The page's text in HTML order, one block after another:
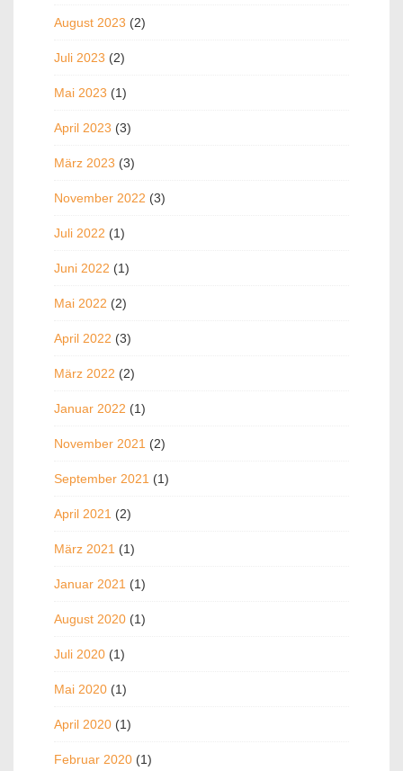
August 2023 (2)
Juli 2023 (2)
Mai 2023 (1)
April 2023 (3)
März 2023 (3)
November 2022 (3)
Juli 2022 (1)
Juni 2022 (1)
Mai 2022 (2)
April 2022 (3)
März 2022 (2)
Januar 2022 (1)
November 2021 (2)
September 2021 (1)
April 2021 (2)
März 2021 (1)
Januar 2021 (1)
August 2020 (1)
Juli 2020 (1)
Mai 2020 (1)
April 2020 (1)
Februar 2020 (1)